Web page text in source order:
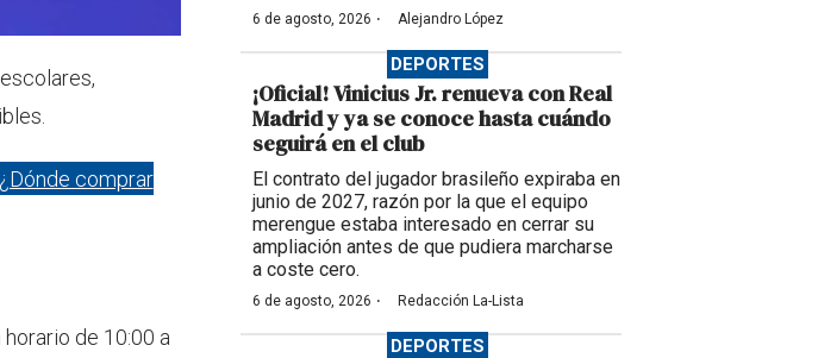
comprar
de 10:00 a
6 de agosto, 2026 · Alejandro López
DEPORTES
¡Oficial! Vinicius Jr. renueva con Real
Madrid y ya se conoce hasta cuándo
seguirá en el club
El contrato del jugador brasileño expiraba en
junio de 2027, razón por la que el equipo
merengue estaba interesado en cerrar su
ampliación antes de que pudiera marcharse
a coste cero.
6 de agosto, 2026 · Redacción La-Lista
DEPORTES